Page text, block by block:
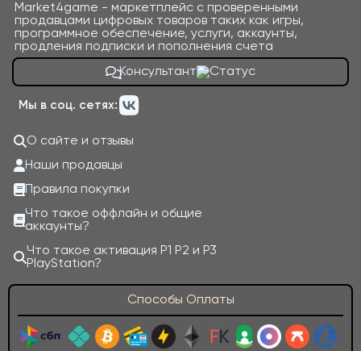
Market4game - маркетплейс с проверенными
продавцами цифровых товаров таких как игры,
программное обеспечение, услуги, аккаунты,
продления подписки и пополнения счета
Консультант
Мы в соц. сетях:
О сайте и отзывы
Наши продавцы
Правила покупки
Что такое оффлайн и общие
аккаунты?
Что такое активация P1 P2 и P3
PlayStation?
Способы Оплаты